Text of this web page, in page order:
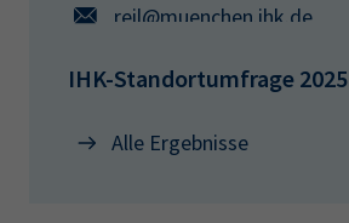
reil@muenchen.ihk.de
IHK-Standortumfrage 2025
Alle Ergebnisse